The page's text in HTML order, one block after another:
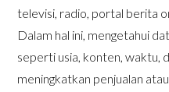
televisi, radio, portal berita
Dalam hal ini, mengetahui
seperti usia, konten, waktu,
meningkatkan penjualan